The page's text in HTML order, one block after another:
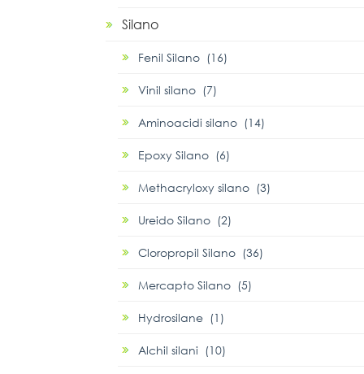
Silano
Fenil Silano (16)
Vinil silano (7)
Aminoacidi silano (14)
Epoxy Silano (6)
Methacryloxy silano (3)
Ureido Silano (2)
Cloropropil Silano (36)
Mercapto Silano (5)
Hydrosilane (1)
Alchil silani (10)